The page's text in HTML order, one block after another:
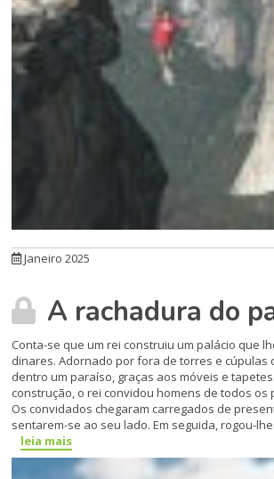
Janeiro 2025
A rachadura do
Conta-se que um rei construiu um palácio que
dinares. Adornado por fora de torres e cúpulas
dentro um paraíso, graças aos móveis e
construção, o rei convidou homens de todos os
Os convidados chegaram carregados de
sentarem-se ao seu lado. Em seguida, rogou-
leia mais